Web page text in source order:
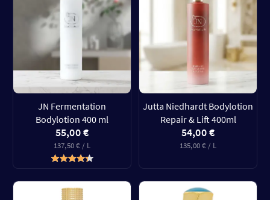
JN Fermentation
Bodylotion 400 ml
55,00 €
137,50 € / L
Jutta Niedhardt Bodylotion
Repair & Lift 400ml
54,00 €
135,00 € / L